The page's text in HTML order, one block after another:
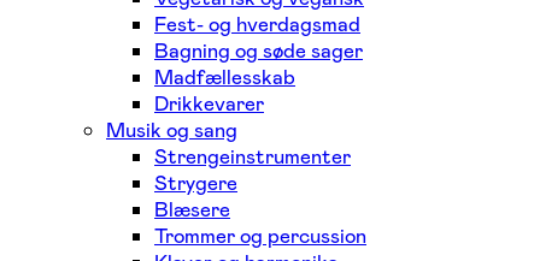
Fest- og hverdagsmad
Bagning og søde sager
Madfællesskab
Drikkevarer
Musik og sang
Strengeinstrumenter
Strygere
Blæsere
Trommer og percussion